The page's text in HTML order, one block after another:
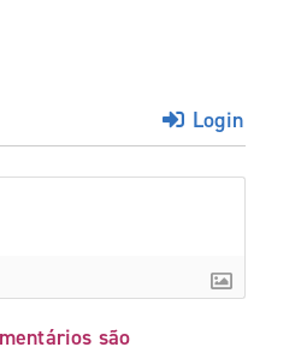
Login
são